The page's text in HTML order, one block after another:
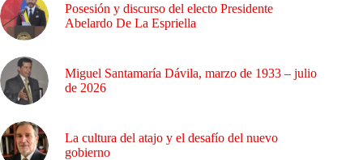
Posesión y discurso del electo Presidente
Abelardo De La Espriella
Miguel Santamaría Dávila, marzo de 1933 – julio
de 2026
La cultura del atajo y el desafío del nuevo
gobierno